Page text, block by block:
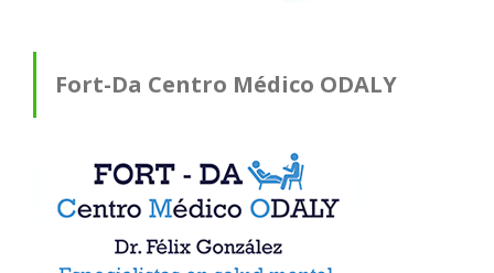
Fort-Da Centro Médico ODALY